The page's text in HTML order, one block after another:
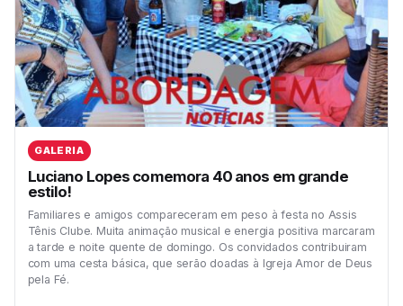
GALERIA
Luciano Lopes comemora 40 anos em grande
estilo!
Familiares e amigos compareceram em peso à festa no Assis
Tênis Clube. Muita animação musical e energia positiva marcaram
a tarde e noite quente de domingo. Os convidados contribuiram
com uma cesta básica, que serão doadas à Igreja Amor de Deus
pela Fé.